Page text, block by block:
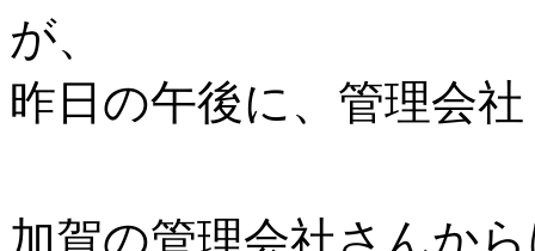
が、
昨日の午後に、管理会
加賀の管理会社さんか